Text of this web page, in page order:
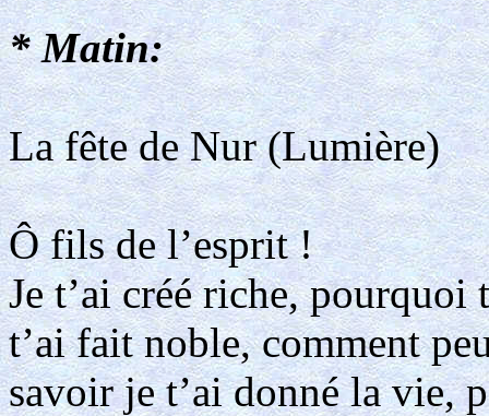
* Matin:
La fête de Nur (Lumière)
Ô fils de l’esprit !
Je t’ai créé riche, pourquoi
t’ai fait noble, comment
savoir je t’ai donné la vie,